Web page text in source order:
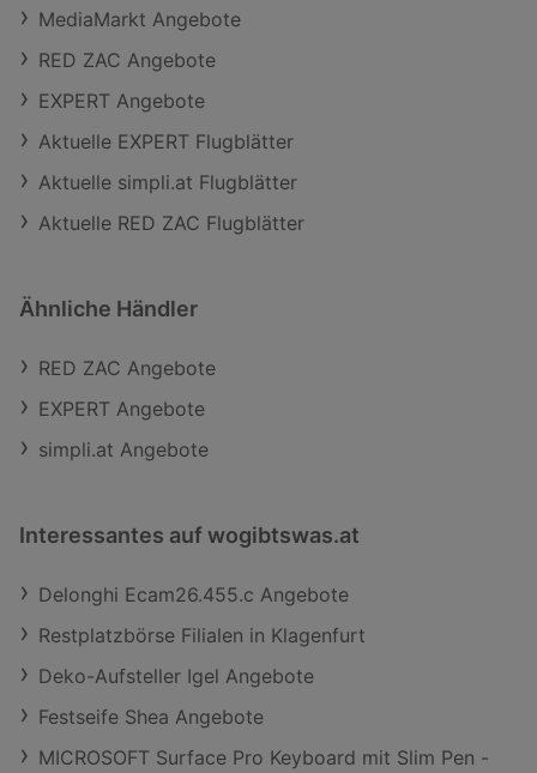
MediaMarkt Angebote
RED ZAC Angebote
EXPERT Angebote
Aktuelle EXPERT Flugblätter
Aktuelle simpli.at Flugblätter
Aktuelle RED ZAC Flugblätter
Ähnliche Händler
RED ZAC Angebote
EXPERT Angebote
simpli.at Angebote
Interessantes auf wogibtswas.at
Delonghi Ecam26.455.c Angebote
Restplatzbörse Filialen in Klagenfurt
Deko-Aufsteller Igel Angebote
Festseife Shea Angebote
MICROSOFT Surface Pro Keyboard mit Slim Pen -